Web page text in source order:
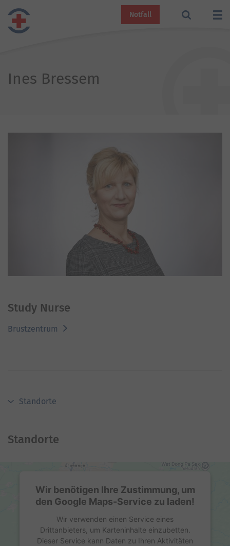
Notfall
Ines Bressem
Study Nurse
Brustzentrum
Standorte
Standorte
Wir benötigen Ihre Zustimmung, um
den Google Maps-Service zu laden!
Wir verwenden einen Service eines
Drittanbieters, um Karteninhalte einzubetten.
Dieser Service kann Daten zu Ihren Aktivitäten